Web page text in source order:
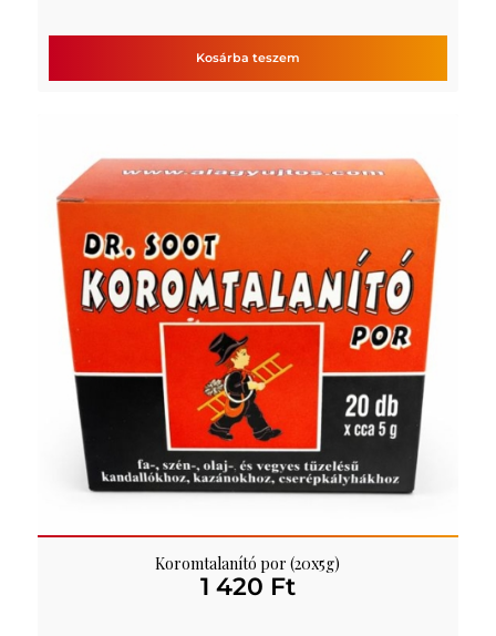
Kosárba teszem
Koromtalanító por (20x5g)
1 420 Ft